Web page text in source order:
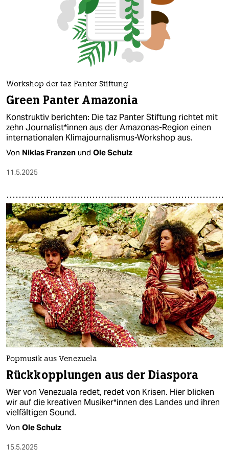
Workshop der taz Panter Stiftung
Green Panter Amazonia
Konstruktiv berichten: Die taz Panter Stiftung richtet mit
zehn Journalist*innen aus der Amazonas-Region einen
internationalen Klimajournalismus-Workshop aus.
Von Niklas Franzen und Ole Schulz
11.5.2025
Popmusik aus Ve­ne­zuel­a­
Rückkopplungen aus der Diaspora
Wer von Venezuala redet, redet von Krisen. Hier blicken
wir auf die kreativen Mu­si­ke­r*in­nen des Landes und ihren
vielfältigen Sound.
Von Ole Schulz
15.5.2025